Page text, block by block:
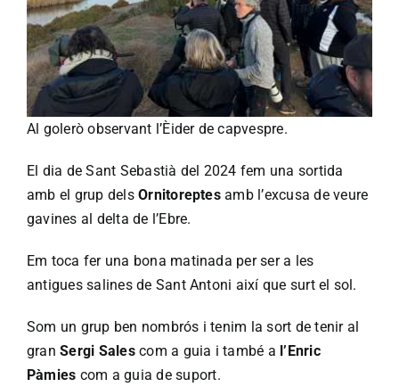
Al golerò observant l’Èider de capvespre.
El dia de Sant Sebastià del 2024 fem una sortida
amb el grup delsOrnitoreptesamb l’excusa de veure
gavines al delta de l’Ebre.
Em toca fer una bona matinada per ser a les
antigues salines de Sant Antoni així que surt el sol.
Som un grup ben nombrós i tenim la sort de tenir al
granSergi Salescom a guia i també a l’Enric
Pàmies com a guia de suport.